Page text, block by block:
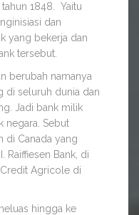
1848. Yaitu
dan
yang bekerja dan
tersebut.
berubah namanya
di seluruh dunia dan
Jadi bank milik
negara. Sebut
di Canada yang
Raiffiesen Bank, di
Agricole di
hingga ke